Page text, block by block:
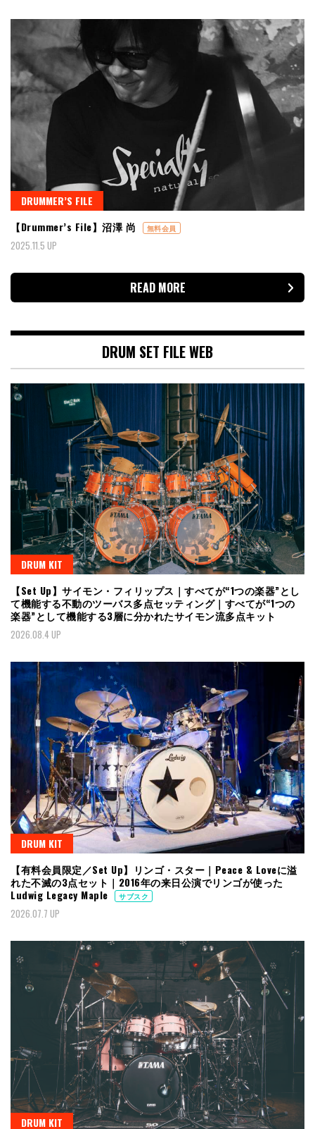
DRUMMER’S FILE
【Drummer’s File】沼澤 尚
無料会員
2025.11.5 UP
READ MORE
DRUM SET FILE WEB
DRUM KIT
【Set Up】サイモン・フィリップス｜すべてが“1つの楽器”とし
て機能する不動のツーバス多点セッティング｜すべてが“1つの
楽器”として機能する3層に分かれたサイモン流多点キット
2026.08.4 UP
DRUM KIT
【有料会員限定／Set Up】リンゴ・スター｜Peace & Loveに溢
れた不滅の3点セット｜2016年の来日公演でリンゴが使った
Ludwig Legacy Maple
サブスク
2026.07.7 UP
DRUM KIT